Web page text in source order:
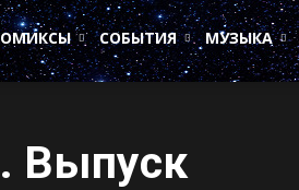
СОБЫТИЯ МУЗЫКА
Выпуск